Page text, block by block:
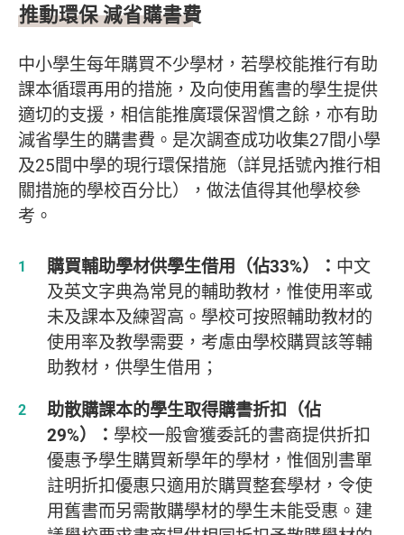
推動環保 減省購書費
中小學生每年購買不少學材，若學校能推行有助
課本循環再用的措施，及向使用舊書的學生提供
適切的支援，相信能推廣環保習慣之餘，亦有助
減省學生的購書費。是次調查成功收集27間小學
及25間中學的現行環保措施（詳見括號內推行相
關措施的學校百分比），做法值得其他學校參
考。
購買輔助學材供學生借用（佔33%）： 中文
及英文字典為常見的輔助教材，惟使用率或
未及課本及練習高。學校可按照輔助教材的
使用率及教學需要，考慮由學校購買該等輔
助教材，供學生借用；
助散購課本的學生取得購書折扣（佔
29%）： 學校一般會獲委託的書商提供折扣
優惠予學生購買新學年的學材，惟個別書單
註明折扣優惠只適用於購買整套學材，令使
用舊書而另需散購學材的學生未能受惠。建